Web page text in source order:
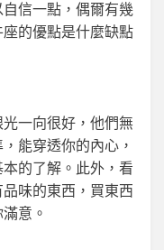
信一點，偶爾有幾
的優點是什麼缺點
一向很好，他們無
能穿透你的內心，
的了解。此外，看
味的東西，買東西
意。